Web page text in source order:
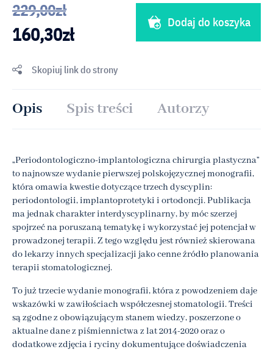
229,00zł
160,30zł
Dodaj do koszyka
Skopiuj link do strony
Opis Spis treści Autorzy
„Periodontologiczno-implantologiczna chirurgia plastyczna”
to najnowsze wydanie pierwszej polskojęzycznej monografii,
która omawia kwestie dotyczące trzech dyscyplin:
periodontologii, implantoprotetyki i ortodoncji. Publikacja
ma jednak charakter interdyscyplinarny, by móc szerzej
spojrzeć na poruszaną tematykę i wykorzystać jej potencjał w
prowadzonej terapii. Z tego względu jest również skierowana
do lekarzy innych specjalizacji jako cenne źródło planowania
terapii stomatologicznej.
To już trzecie wydanie monografii, która z powodzeniem daje
wskazówki w zawiłościach współczesnej stomatologii. Treści
są zgodne z obowiązującym stanem wiedzy, poszerzone o
aktualne dane z piśmiennictwa z lat 2014-2020 oraz o
dodatkowe zdjęcia i ryciny dokumentujące doświadczenia